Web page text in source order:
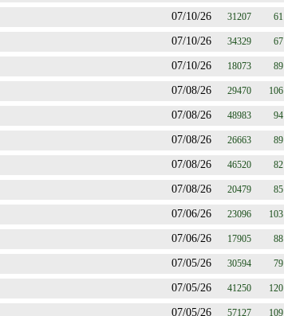
07/10/26 31207 61
07/10/26 34329 67
07/10/26 18073 89
07/08/26 29470 106
07/08/26 48983 94
07/08/26 26663 89
07/08/26 46520 82
07/08/26 20479 85
07/06/26 23096 103
07/06/26 17905 88
07/05/26 30594 79
07/05/26 41250 120
07/05/26 57127 109